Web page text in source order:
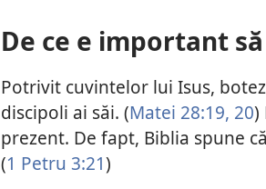
De ce e important
Potrivit cuvintelor lui Isus,
discipoli ai săi. (Matei 28:19, 20)
prezent. De fapt, Biblia spune
(1 Petru 3:21)